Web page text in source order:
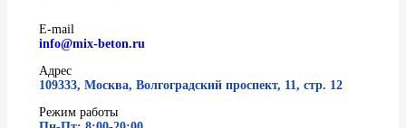
E-mail
info@mix-beton.ru
Адрес
109333, Москва, Волгоградский проспект, 11, стр. 12
Режим работы